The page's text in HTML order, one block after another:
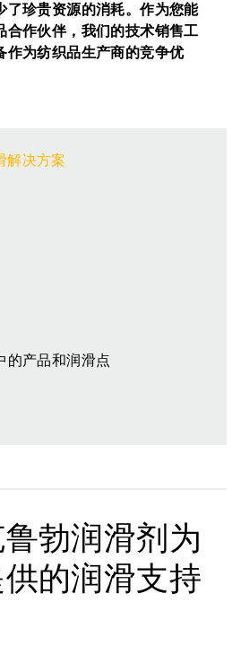
了珍贵资源的消耗。作为您能
合作伙伴，我们的技术销售工
作为纺织品生产商的竞争优
的产品和润滑点
勃润滑剂为
的润滑支持